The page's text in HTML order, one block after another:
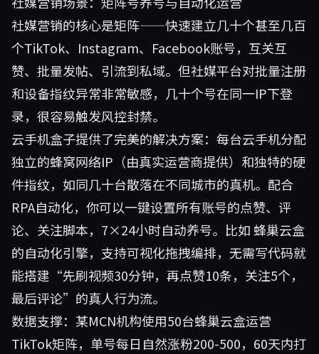
社媒营销的核心是矩阵——快速建立几十个甚至几百
个TikTok、Instagram、Facebook账号，互关互
赞、批量发帖、引流到私域。但社媒平台对批量注册
和设备指纹异常非常敏感，几十个号在同一IP下登
录，很容易触发风控封禁。
云手机盒子提供了完美的解决方案：每台云手机分配
独立的蜂窝网络IP（由真实运营商提供）和独特的硬
件指纹，如同几十台散落在不同城市的真机。配合
RPA自动化，你可以一键设置所有账号的点赞、评
论、关注脚本，7×24小时自动养号。比如 蜂巢云盒
的自动化引擎，支持可视化拖拽编排，无需写代码就
能搭建“先刷视频30分钟，再点赞10条，关注5个，
最后评论”的真人行为流。
数据支撑：某MCN机构使用50台蜂巢云盒运营
TikTok矩阵，单号每日自然涨粉200-500，60天内打